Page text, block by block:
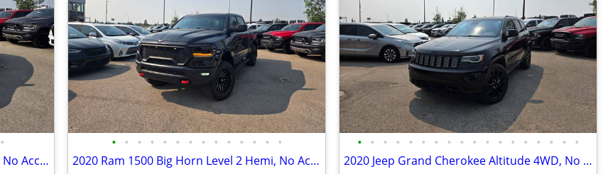
•
2022 Tesla Model 3 Long Range AWD, No Accidents, One Owner #11173
• • • • • • • • • • • • • •
2020 Ram 1500 Big Horn Level 2 Hemi, No Accidents, Local Unit #260460A
• • • • • • • • • • • • • • • • • •
2020 Jeep Grand Cherokee Altitude 4WD, No Accidents, Local Unit #